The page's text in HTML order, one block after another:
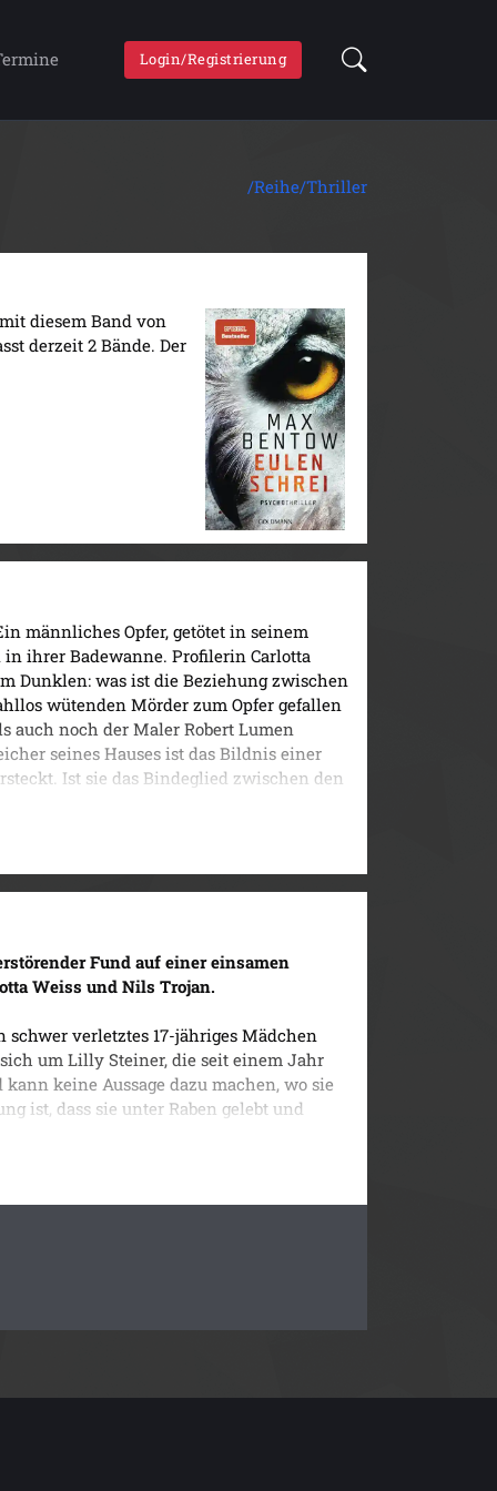
Login/Registrierung
/Reihe/Thriller
diesem Band von
derzeit 2 Bände. Der
männliches Opfer, getötet in seinem
ihrer Badewanne. Profilerin Carlotta
Dunklen: was ist die Beziehung zwischen
wütenden Mörder zum Opfer gefallen
auch noch der Maler Robert Lumen
seines Hauses ist das Bildnis einer
Ist sie das Bindeglied zwischen den
...
Fund auf einer einsamen
Weiss und Nils Trojan.
verletztes 17-jähriges Mädchen
um Lilly Steiner, die seit einem Jahr
keine Aussage dazu machen, wo sie
ist, dass sie unter Raben gelebt und
angebunden sind. Aber dann